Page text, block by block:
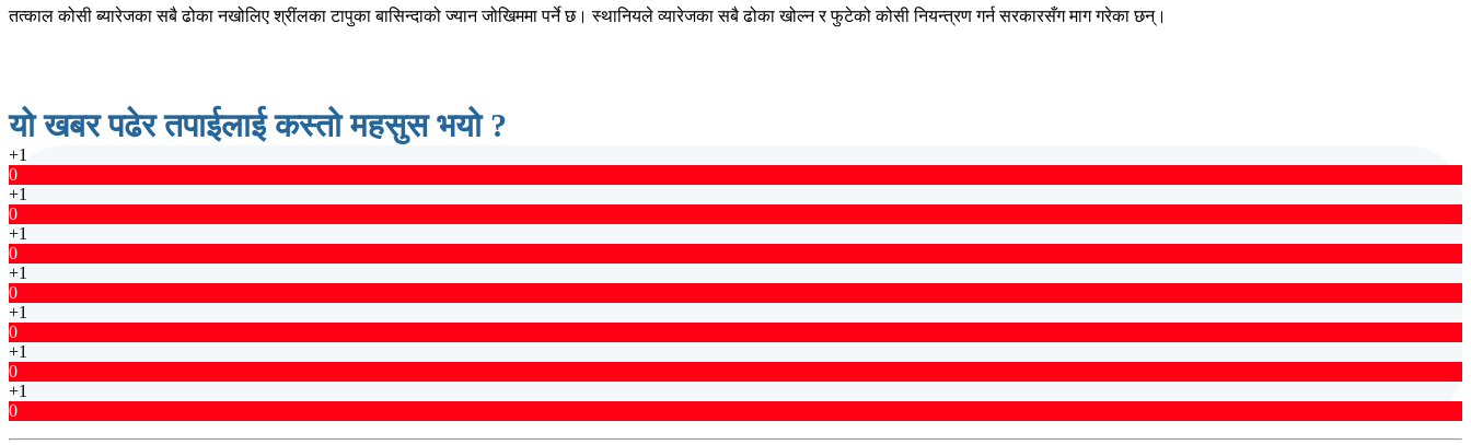
तत्काल कोसी ब्यारेजका सबै ढोका नखोलिए श्रींलका टापुका बासिन्दाको ज्यान जोखिममा पर्ने छ। स्थानियले व्यारेजका सबै ढोका खोल्न र फुटेको कोसी नियन्त्रण गर्न सरकारसँग माग गरेका छन्।
यो खबर पढेर तपाईलाई कस्तो महसुस भयो ?
+1
0
+1
0
+1
0
+1
0
+1
0
+1
0
+1
0